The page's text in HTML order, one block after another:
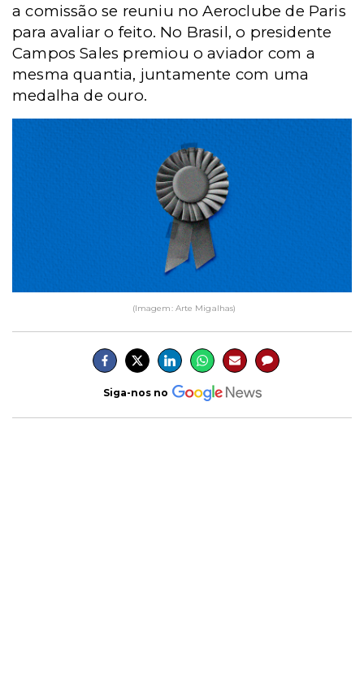
a comissão se reuniu no Aeroclube de Paris
para avaliar o feito. No Brasil, o presidente
Campos Sales premiou o aviador com a
mesma quantia, juntamente com uma
medalha de ouro.
(Imagem: Arte Migalhas)
Siga-nos no